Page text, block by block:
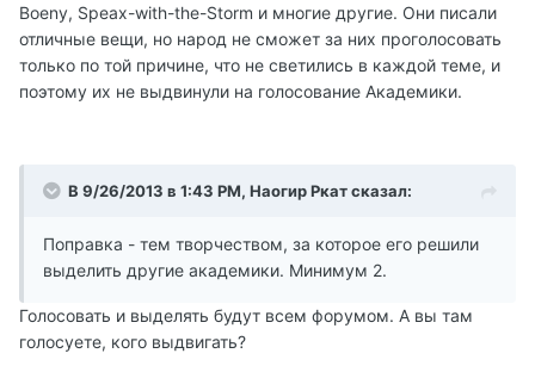
Boeny, Speax-with-the-Storm и многие другие. Они писали
отличные вещи, но народ не сможет за них проголосовать
только по той причине, что не светились в каждой теме, и
поэтому их не выдвинули на голосование Академики.
В 9/26/2013 в 1:43 PM, Наогир Ркат сказал:
Поправка - тем творчеством, за которое его решили
выделить другие академики. Минимум 2.
Голосовать и выделять будут всем форумом. А вы там
голосуете, кого выдвигать?